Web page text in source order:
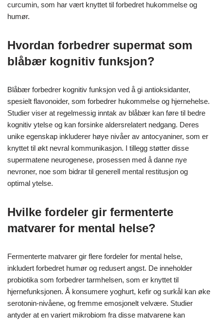
curcumin, som har vært knyttet til forbedret hukommelse og
humør.
Hvordan forbedrer supermat som
blåbær kognitiv funksjon?
Blåbær forbedrer kognitiv funksjon ved å gi antioksidanter,
spesielt flavonoider, som forbedrer hukommelse og hjernehelse.
Studier viser at regelmessig inntak av blåbær kan føre til bedre
kognitiv ytelse og kan forsinke aldersrelatert nedgang. Deres
unike egenskap inkluderer høye nivåer av antocyaniner, som er
knyttet til økt nevral kommunikasjon. I tillegg støtter disse
supermatene neurogenese, prosessen med å danne nye
nevroner, noe som bidrar til generell mental restitusjon og
optimal ytelse.
Hvilke fordeler gir fermenterte
matvarer for mental helse?
Fermenterte matvarer gir flere fordeler for mental helse,
inkludert forbedret humør og redusert angst. De inneholder
probiotika som forbedrer tarmhelsen, som er knyttet til
hjernefunksjonen. Å konsumere yoghurt, kefir og surkål kan øke
serotonin-nivåene, og fremme emosjonelt velvære. Studier
antyder at en variert mikrobiom fra disse matvarene kan